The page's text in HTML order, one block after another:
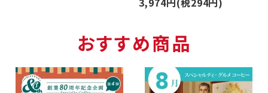
おすすめ商品